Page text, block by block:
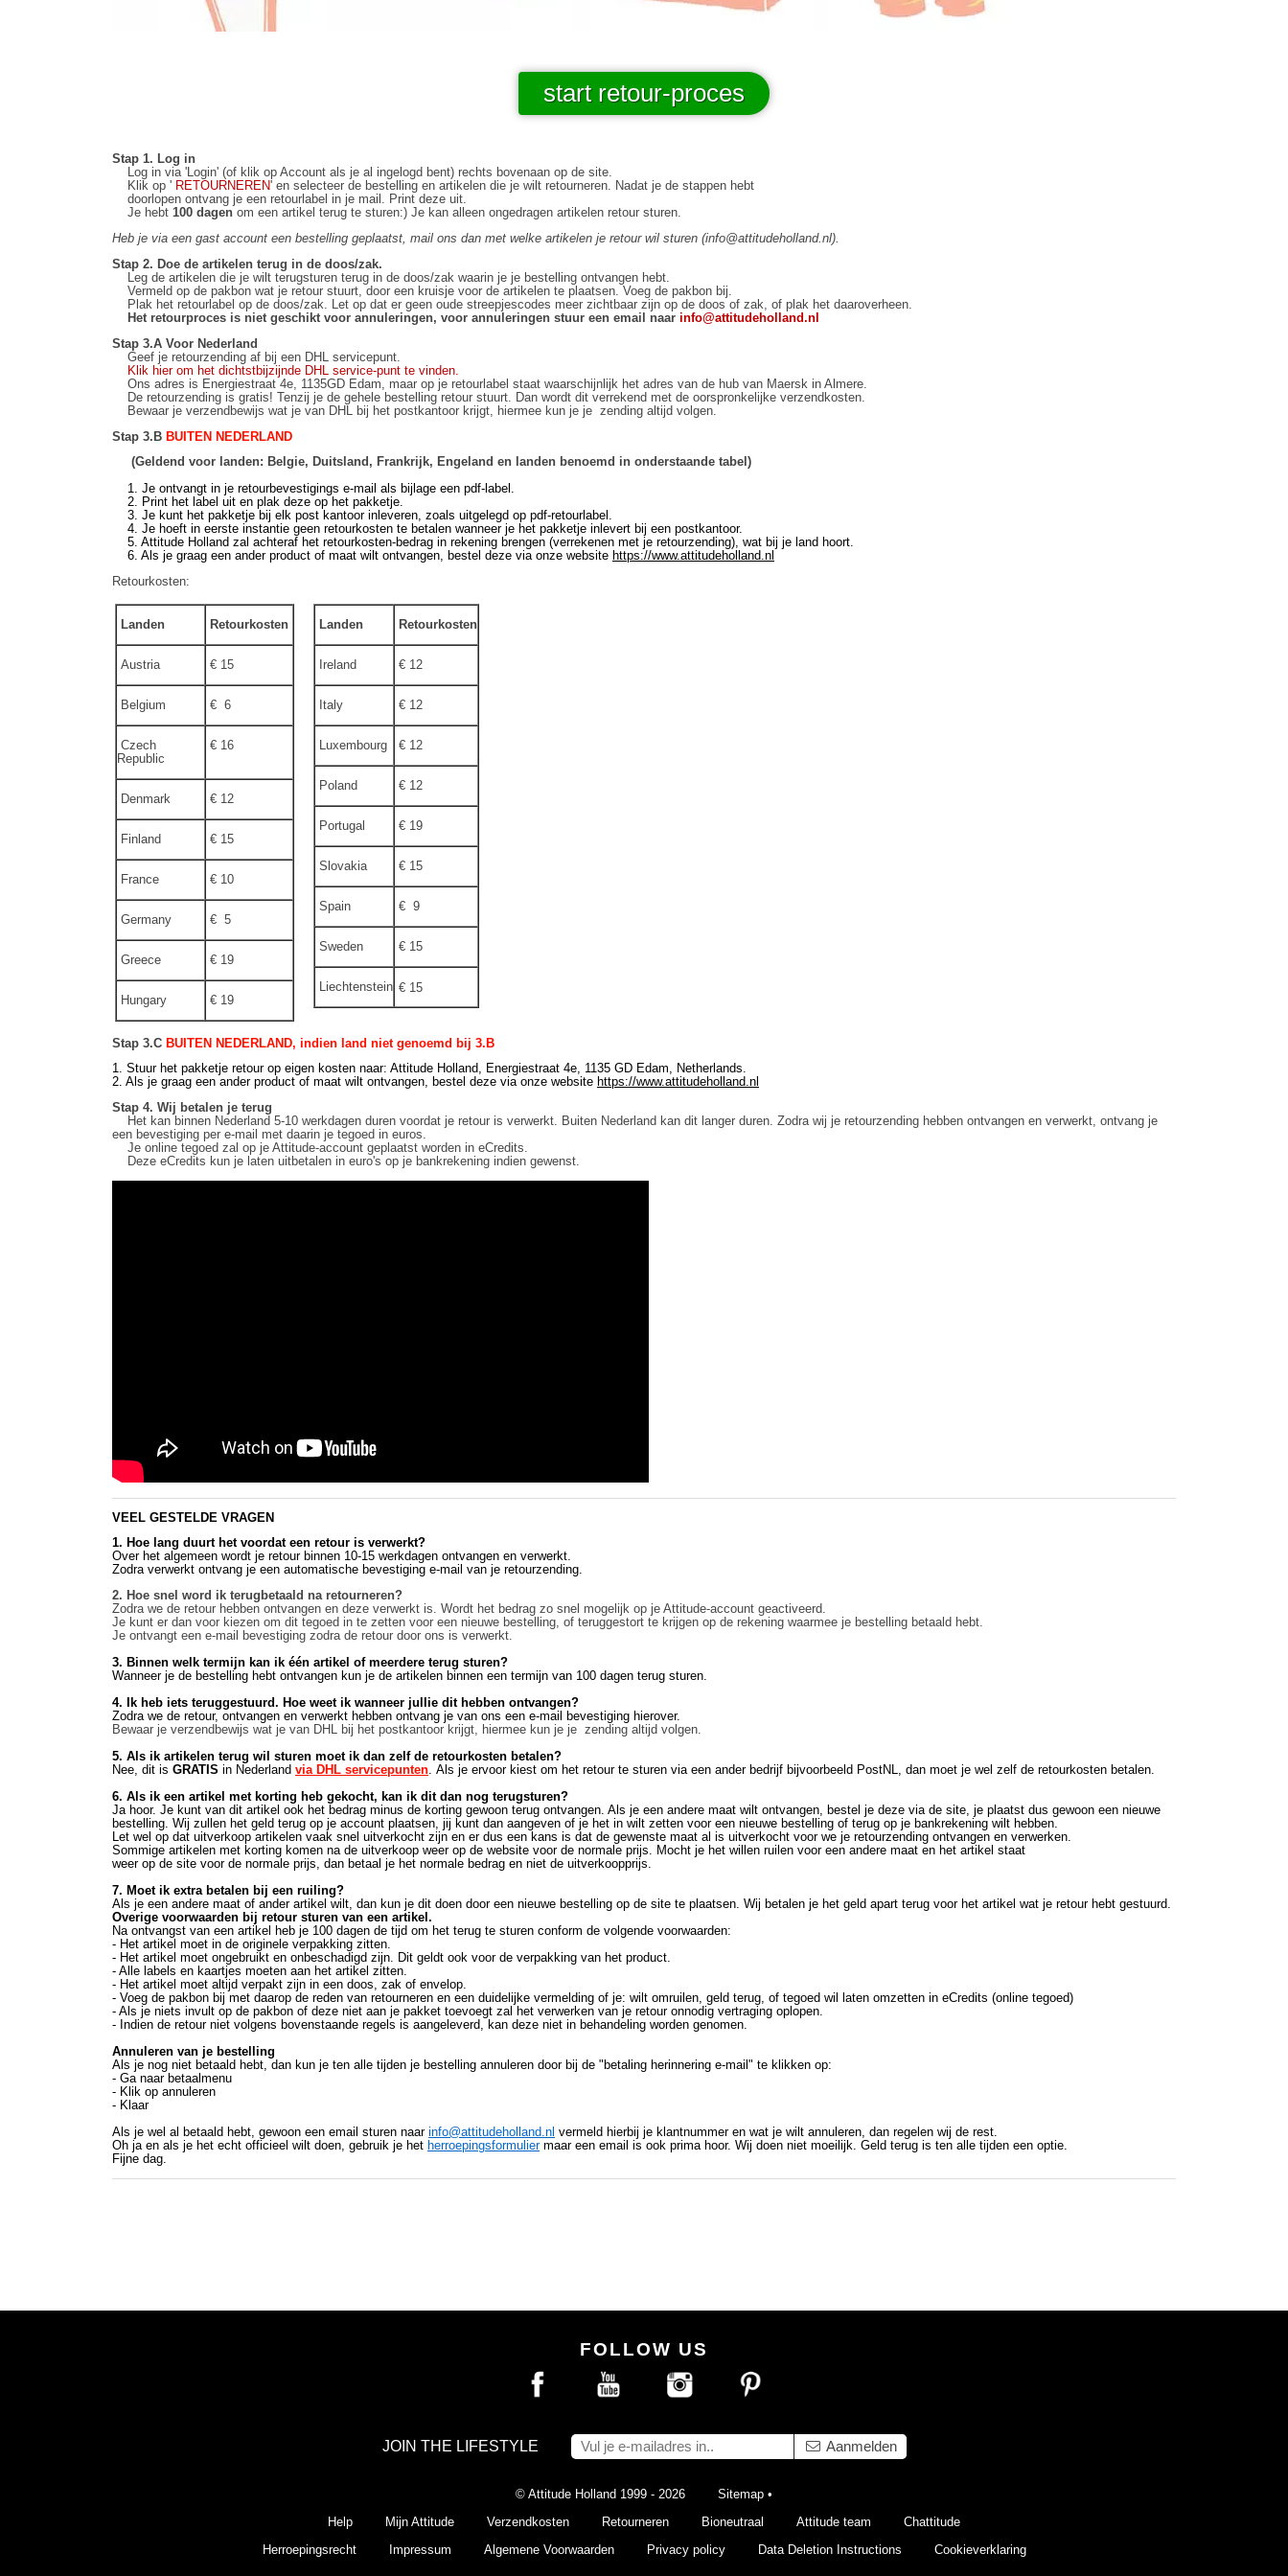
start retour-proces
Stap 1. Log in
Log in via 'Login' (of klik op Account als je al ingelogd bent) rechts bovenaan op de site.
Klik op ' RETOURNEREN' en selecteer de bestelling en artikelen die je wilt retourneren. Nadat je de stappen hebt
doorlopen ontvang je een retourlabel in je mail. Print deze uit.
Je hebt 100 dagen om een artikel terug te sturen:) Je kan alleen ongedragen artikelen retour sturen.
Heb je via een gast account een bestelling geplaatst, mail ons dan met welke artikelen je retour wil sturen (info@attitudeholland.nl).
Stap 2. Doe de artikelen terug in de doos/zak.
Leg de artikelen die je wilt terugsturen terug in de doos/zak waarin je je bestelling ontvangen hebt.
Vermeld op de pakbon wat je retour stuurt, door een kruisje voor de artikelen te plaatsen. Voeg de pakbon bij.
Plak het retourlabel op de doos/zak. Let op dat er geen oude streepjescodes meer zichtbaar zijn op de doos of zak, of plak het daaroverheen.
Het retourproces is niet geschikt voor annuleringen, voor annuleringen stuur een email naar info@attitudeholland.nl
Stap 3.A Voor Nederland
Geef je retourzending af bij een DHL servicepunt.
Klik hier om het dichtstbijzijnde DHL service-punt te vinden.
Ons adres is Energiestraat 4e, 1135GD Edam, maar op je retourlabel staat waarschijnlijk het adres van de hub van Maersk in Almere.
De retourzending is gratis! Tenzij je de gehele bestelling retour stuurt. Dan wordt dit verrekend met de oorspronkelijke verzendkosten.
Bewaar je verzendbewijs wat je van DHL bij het postkantoor krijgt, hiermee kun je je zending altijd volgen.
Stap 3.B BUITEN NEDERLAND
(Geldend voor landen: Belgie, Duitsland, Frankrijk, Engeland en landen benoemd in onderstaande tabel)
1. Je ontvangt in je retourbevestigings e-mail als bijlage een pdf-label.
2. Print het label uit en plak deze op het pakketje.
3. Je kunt het pakketje bij elk post kantoor inleveren, zoals uitgelegd op pdf-retourlabel.
4. Je hoeft in eerste instantie geen retourkosten te betalen wanneer je het pakketje inlevert bij een postkantoor.
5. Attitude Holland zal achteraf het retourkosten-bedrag in rekening brengen (verrekenen met je retourzending), wat bij je land hoort.
6. Als je graag een ander product of maat wilt ontvangen, bestel deze via onze website https://www.attitudeholland.nl
Retourkosten:
Landen Retourkosten
Austria € 15
Belgium € 6
Czech
Republic
€ 16
Denmark € 12
Finland € 15
France € 10
Germany € 5
Greece € 19
Hungary € 19
Landen Retourkosten
Ireland € 12
Italy € 12
Luxembourg € 12
Poland € 12
Portugal € 19
Slovakia € 15
Spain € 9
Sweden € 15
Liechtenstein € 15
Stap 3.C BUITEN NEDERLAND, indien land niet genoemd bij 3.B
1. Stuur het pakketje retour op eigen kosten naar: Attitude Holland, Energiestraat 4e, 1135 GD Edam, Netherlands.
2. Als je graag een ander product of maat wilt ontvangen, bestel deze via onze website https://www.attitudeholland.nl
Stap 4. Wij betalen je terug
Het kan binnen Nederland 5-10 werkdagen duren voordat je retour is verwerkt. Buiten Nederland kan dit langer duren. Zodra wij je retourzending hebben ontvangen en verwerkt, ontvang je
een bevestiging per e-mail met daarin je tegoed in euros.
Je online tegoed zal op je Attitude-account geplaatst worden in eCredits.
Deze eCredits kun je laten uitbetalen in euro's op je bankrekening indien gewenst.
VEEL GESTELDE VRAGEN
1. Hoe lang duurt het voordat een retour is verwerkt?
Over het algemeen wordt je retour binnen 10-15 werkdagen ontvangen en verwerkt.
Zodra verwerkt ontvang je een automatische bevestiging e-mail van je retourzending.
2. Hoe snel word ik terugbetaald na retourneren?
Zodra we de retour hebben ontvangen en deze verwerkt is. Wordt het bedrag zo snel mogelijk op je Attitude-account geactiveerd.
Je kunt er dan voor kiezen om dit tegoed in te zetten voor een nieuwe bestelling, of teruggestort te krijgen op de rekening waarmee je bestelling betaald hebt.
Je ontvangt een e-mail bevestiging zodra de retour door ons is verwerkt.
3. Binnen welk termijn kan ik één artikel of meerdere terug sturen?
Wanneer je de bestelling hebt ontvangen kun je de artikelen binnen een termijn van 100 dagen terug sturen.
4. Ik heb iets teruggestuurd. Hoe weet ik wanneer jullie dit hebben ontvangen?
Zodra we de retour, ontvangen en verwerkt hebben ontvang je van ons een e-mail bevestiging hierover.
Bewaar je verzendbewijs wat je van DHL bij het postkantoor krijgt, hiermee kun je je zending altijd volgen.
5. Als ik artikelen terug wil sturen moet ik dan zelf de retourkosten betalen?
Nee, dit is GRATIS in Nederland via DHL servicepunten. Als je ervoor kiest om het retour te sturen via een ander bedrijf bijvoorbeeld PostNL, dan moet je wel zelf de retourkosten betalen.
6. Als ik een artikel met korting heb gekocht, kan ik dit dan nog terugsturen?
Ja hoor. Je kunt van dit artikel ook het bedrag minus de korting gewoon terug ontvangen. Als je een andere maat wilt ontvangen, bestel je deze via de site, je plaatst dus gewoon een nieuwe
bestelling. Wij zullen het geld terug op je account plaatsen, jij kunt dan aangeven of je het in wilt zetten voor een nieuwe bestelling of terug op je bankrekening wilt hebben.
Let wel op dat uitverkoop artikelen vaak snel uitverkocht zijn en er dus een kans is dat de gewenste maat al is uitverkocht voor we je retourzending ontvangen en verwerken.
Sommige artikelen met korting komen na de uitverkoop weer op de website voor de normale prijs. Mocht je het willen ruilen voor een andere maat en het artikel staat
weer op de site voor de normale prijs, dan betaal je het normale bedrag en niet de uitverkoopprijs.
7. Moet ik extra betalen bij een ruiling?
Als je een andere maat of ander artikel wilt, dan kun je dit doen door een nieuwe bestelling op de site te plaatsen. Wij betalen je het geld apart terug voor het artikel wat je retour hebt gestuurd.
Overige voorwaarden bij retour sturen van een artikel.
Na ontvangst van een artikel heb je 100 dagen de tijd om het terug te sturen conform de volgende voorwaarden:
- Het artikel moet in de originele verpakking zitten.
- Het artikel moet ongebruikt en onbeschadigd zijn. Dit geldt ook voor de verpakking van het product.
- Alle labels en kaartjes moeten aan het artikel zitten.
- Het artikel moet altijd verpakt zijn in een doos, zak of envelop.
- Voeg de pakbon bij met daarop de reden van retourneren en een duidelijke vermelding of je: wilt omruilen, geld terug, of tegoed wil laten omzetten in eCredits (online tegoed)
- Als je niets invult op de pakbon of deze niet aan je pakket toevoegt zal het verwerken van je retour onnodig vertraging oplopen.
- Indien de retour niet volgens bovenstaande regels is aangeleverd, kan deze niet in behandeling worden genomen.
Annuleren van je bestelling
Als je nog niet betaald hebt, dan kun je ten alle tijden je bestelling annuleren door bij de "betaling herinnering e-mail" te klikken op:
- Ga naar betaalmenu
- Klik op annuleren
- Klaar
Als je wel al betaald hebt, gewoon een email sturen naar info@attitudeholland.nl vermeld hierbij je klantnummer en wat je wilt annuleren, dan regelen wij de rest.
Oh ja en als je het echt officieel wilt doen, gebruik je het herroepingsformuliermaar een email is ook prima hoor. Wij doen niet moeilijk. Geld terug is ten alle tijden een optie.
Fijne dag.
FOLLOW US
JOIN THE LIFESTYLE Aanmelden
© Attitude Holland 1999 - 2026 Sitemap •
Help
Mijn Attitude Verzendkosten Retourneren Bioneutraal Attitude team
Chattitude
Herroepingsrecht
Impressum Algemene Voorwaarden Privacy policy Data Deletion Instructions Cookieverklaring